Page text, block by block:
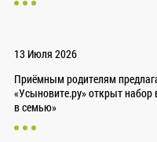
13 Июля 2026
Приёмным родителям
«Усыновите.ру» открыт набор
в семью»